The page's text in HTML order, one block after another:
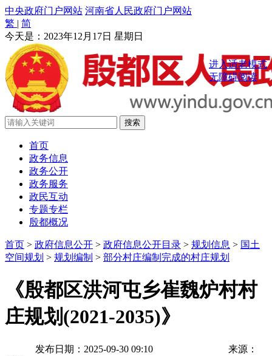
中央政府门户网站 河南省人民政府门户网站
繁 | 简
今天是： 2023年12月17日 星期日
进入适老模式
无障碍阅读
首页
政务信息
政务公开
政务服务
政民互动
专题专栏
殷都概况
首页 > 政府信息公开 > 政府信息公开目录 > 规划信息 > 国土
空间规划 > 规划编制 > 部分村庄编制完成的村庄规划
《殷都区洪河屯乡崔魏炉村村
庄规划(2021-2035)》
发布日期：2025-09-30 09:10
来源：